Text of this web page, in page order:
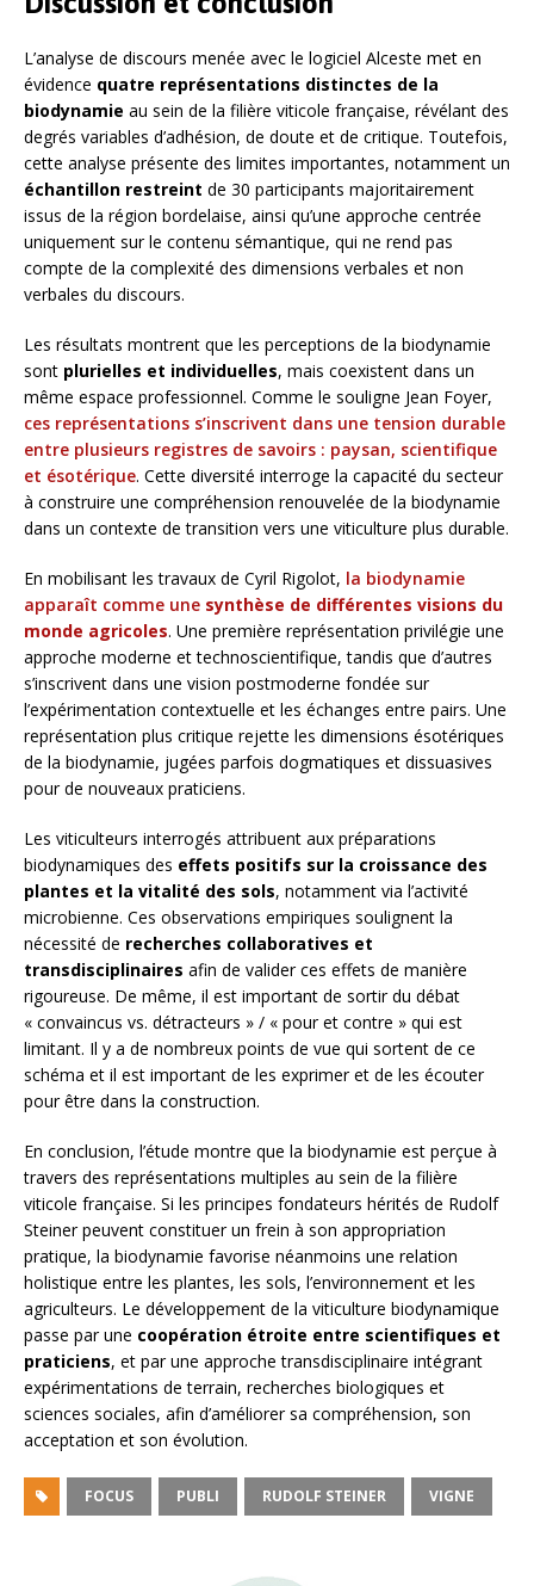
L’analyse de discours menée avec le logiciel Alceste met en
évidence quatre représentations distinctes de la
biodynamie au sein de la filière viticole française, révélant des
degrés variables d’adhésion, de doute et de critique. Toutefois,
cette analyse présente des limites importantes, notamment un
échantillon restreint de 30 participants majoritairement
issus de la région bordelaise, ainsi qu’une approche centrée
uniquement sur le contenu sémantique, qui ne rend pas
compte de la complexité des dimensions verbales et non
verbales du discours.
Les résultats montrent que les perceptions de la biodynamie
sont plurielles et individuelles, mais coexistent dans un
même espace professionnel. Comme le souligne Jean Foyer,
ces représentations s’inscrivent dans une tension durable
entre plusieurs registres de savoirs : paysan, scientifique
et ésotérique. Cette diversité interroge la capacité du secteur
à construire une compréhension renouvelée de la biodynamie
dans un contexte de transition vers une viticulture plus durable.
En mobilisant les travaux de Cyril Rigolot, la biodynamie
apparaît comme une synthèse de différentes visions du
monde agricoles. Une première représentation privilégie une
approche moderne et technoscientifique, tandis que d’autres
s’inscrivent dans une vision postmoderne fondée sur
l’expérimentation contextuelle et les échanges entre pairs. Une
représentation plus critique rejette les dimensions ésotériques
de la biodynamie, jugées parfois dogmatiques et dissuasives
pour de nouveaux praticiens.
Les viticulteurs interrogés attribuent aux préparations
biodynamiques des effets positifs sur la croissance des
plantes et la vitalité des sols, notamment via l’activité
microbienne. Ces observations empiriques soulignent la
nécessité de recherches collaboratives et
transdisciplinaires afin de valider ces effets de manière
rigoureuse. De même, il est important de sortir du débat
« convaincus vs. détracteurs » / « pour et contre » qui est
limitant. Il y a de nombreux points de vue qui sortent de ce
schéma et il est important de les exprimer et de les écouter
pour être dans la construction.
En conclusion, l’étude montre que la biodynamie est perçue à
travers des représentations multiples au sein de la filière
viticole française. Si les principes fondateurs hérités de Rudolf
Steiner peuvent constituer un frein à son appropriation
pratique, la biodynamie favorise néanmoins une relation
holistique entre les plantes, les sols, l’environnement et les
agriculteurs. Le développement de la viticulture biodynamique
passe par une coopération étroite entre scientifiques et
praticiens, et par une approche transdisciplinaire intégrant
expérimentations de terrain, recherches biologiques et
sciences sociales, afin d’améliorer sa compréhension, son
acceptation et son évolution.
FOCUS PUBLI RUDOLF STEINER VIGNE